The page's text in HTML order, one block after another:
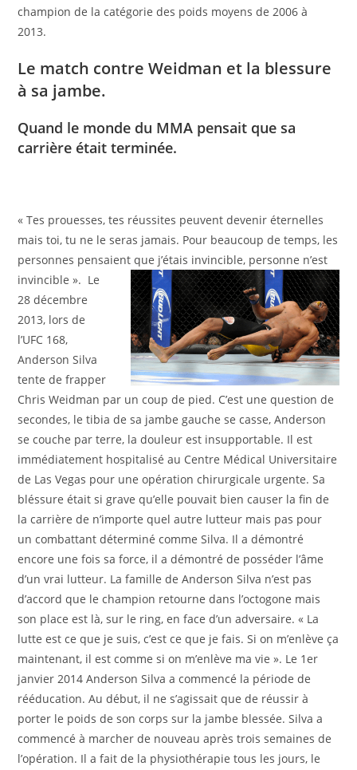
champion de la catégorie des poids moyens de 2006 à
2013.
Le match contre Weidman et la blessure
à sa jambe.
Quand le monde du MMA pensait que sa
carrière était terminée.
« Tes prouesses, tes réussites peuvent devenir éternelles
mais toi, tu ne le seras jamais. Pour beaucoup de temps, les
personnes pensaient que j’étais invincible, personne n’est
invincible ». Le
28 décembre
2013, lors de
l’UFC 168,
Anderson Silva
tente de frapper
Chris Weidman par un coup de pied. C’est une question de
secondes, le tibia de sa jambe gauche se casse, Anderson
se couche par terre, la douleur est insupportable. Il est
immédiatement hospitalisé au Centre Médical Universitaire
de Las Vegas pour une opération chirurgicale urgente. Sa
bléssure était si grave qu’elle pouvait bien causer la fin de
la carrière de n’importe quel autre lutteur mais pas pour
un combattant déterminé comme Silva. Il a démontré
encore une fois sa force, il a démontré de posséder l’âme
d’un vrai lutteur. La famille de Anderson Silva n’est pas
d’accord que le champion retourne dans l’octogone mais
son place est là, sur le ring, en face d’un adversaire. « La
lutte est ce que je suis, c’est ce que je fais. Si on m’enlève ça
maintenant, il est comme si on m’enlève ma vie ». Le 1er
janvier 2014 Anderson Silva a commencé la période de
rééducation. Au début, il ne s’agissait que de réussir à
porter le poids de son corps sur la jambe blessée. Silva a
commencé à marcher de nouveau après trois semaines de
l’opération. Il a fait de la physiothérapie tous les jours, le